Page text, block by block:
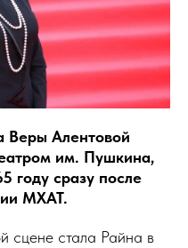
Веры Алентовой
им. Пушкина,
году сразу после
МХАТ.
сцене стала Райна в